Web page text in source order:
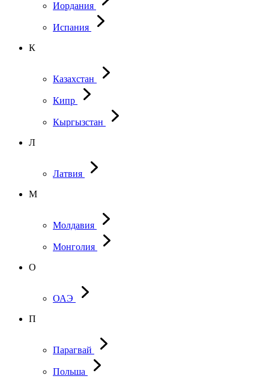
Иордания
Испания
К
Казахстан
Кипр
Кыргызстан
Л
Латвия
М
Молдавия
Монголия
О
ОАЭ
П
Парагвай
Польша